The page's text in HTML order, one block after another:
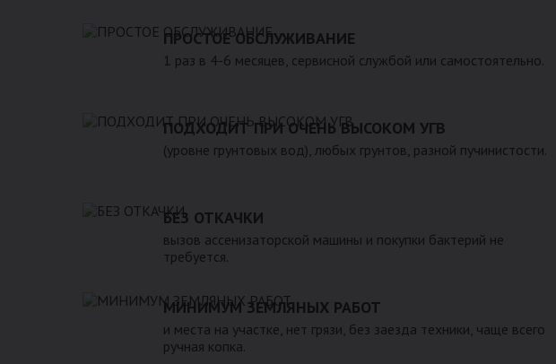
ПРОСТОЕ ОБСЛУЖИВАНИЕ
1 раз в 4-6 месяцев, сервисной службой или самостоятельно.
ПОДХОДИТ ПРИ ОЧЕНЬ ВЫСОКОМ УГВ
(уровне грунтовых вод), любых грунтов, разной пучинистости.
БЕЗ ОТКАЧКИ
вызов ассенизаторской машины и покупки бактерий не
требуется.
МИНИМУМ ЗЕМЛЯНЫХ РАБОТ
и места на участке, нет грязи, без заезда техники, чаще всего
ручная копка.